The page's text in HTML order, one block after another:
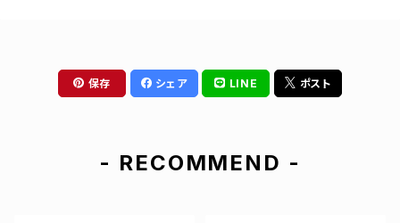
保存 シェア LINE ポスト
- RECOMMEND -